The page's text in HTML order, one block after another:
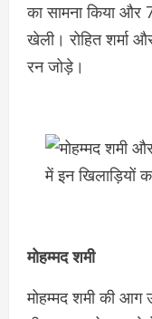
का सामना किया और
खेली। रोहित शर्मा
रन जोड़े।
मोहम्‍मद शमी
मोहम्‍मद शमी की आग